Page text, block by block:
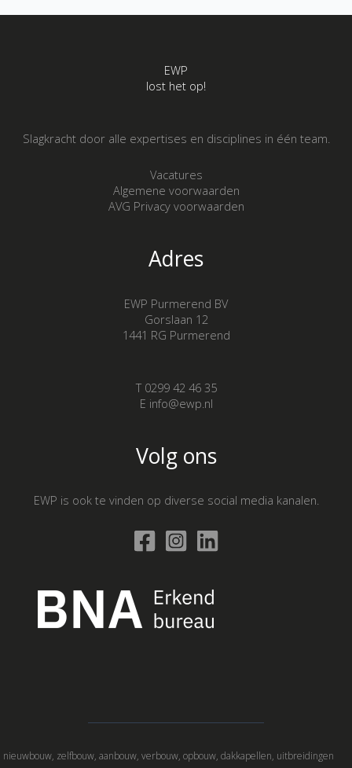
EWP
lost het op!
Slagkracht door alle expertises en disciplines in één team.
Vacatures
Algemene voorwaarden
AVG Privacy voorwaarden
Adres
EWP Purmerend BV
Gorslaan 12
1441 RG Purmerend
T 0299 42 46 35
E info@ewp.nl
Volg ons
EWP is ook te vinden op diverse social media kanalen.
nieuwbouw, zelfbouw, aanbouw, verbouw, opbouw, dakkapellen, uitbreidingen